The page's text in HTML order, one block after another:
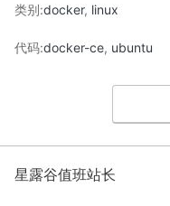
类别:docker, linux
代码:docker-ce, ubuntu
星露谷值班站长